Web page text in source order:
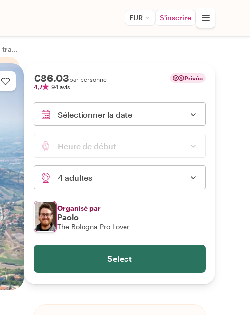
EUR S'inscrire
Explorateur de ville : Excursion d'une journée à Saint-Marin en transports en commun
€86.03par personne
4,7
94 avis
Privée
Sélectionner la date
Heure de début
4 adultes
Organisé par
Paolo
The Bologna Pro Lover
Select